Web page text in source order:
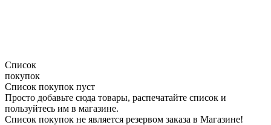
Список
покупок
Список покупок пуст
Просто добавьте сюда товары, распечатайте список и
пользуйтесь им в магазине.
Список покупок не является резервом заказа в Магазине!